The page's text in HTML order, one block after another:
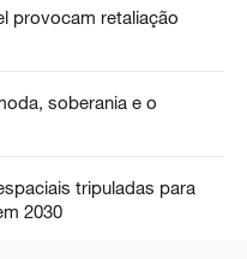
provocam retaliação
soberania e o
tripuladas para
2030